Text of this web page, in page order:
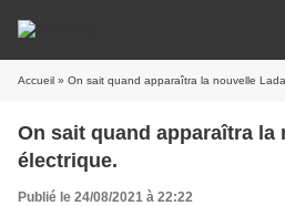
Accueil » On sait quand apparaîtra la nouvelle Lada
On sait quand apparaîtra la
électrique.
Publié le 24/08/2021 à 22:22